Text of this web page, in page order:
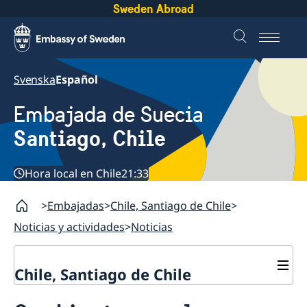
Sweden Abroad
SvenskaEspañol
Embajada de Suecia
Santiago, Chile
Hora local en Chile21:33
Embajadas Chile, Santiago de Chile
Noticias y actividades Noticias
Chile, Santiago de Chile